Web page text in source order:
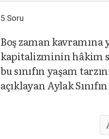
5.Soru
Boş zaman
kapitalizminin hâkim
bu sınıfın yaşam
açıklayan Aylak